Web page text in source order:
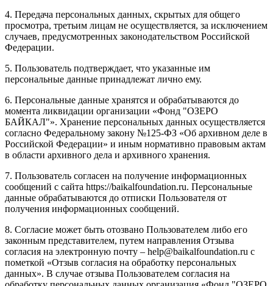
4. Передача персональных данных, скрытых для общего
просмотра, третьим лицам не осуществляется, за исключением
случаев, предусмотренных законодательством Российской
Федерации.
5. Пользователь подтверждает, что указанные им
персональные данные принадлежат лично ему.
6. Персональные данные хранятся и обрабатываются до
момента ликвидации организации «Фонд "ОЗЕРО
БАЙКАЛ"». Хранение персональных данных осуществляется
согласно Федеральному закону №125-ФЗ «Об архивном деле в
Российской Федерации» и иным нормативно правовым актам
в области архивного дела и архивного хранения.
7. Пользователь согласен на получение информационных
сообщений с сайта https://baikalfoundation.ru. Персональные
данные обрабатываются до отписки Пользователя от
получения информационных сообщений.
8. Согласие может быть отозвано Пользователем либо его
законным представителем, путем направления Отзыва
согласия на электронную почту – help@baikalfoundation.ru с
пометкой «Отзыв согласия на обработку персональных
данных». В случае отзыва Пользователем согласия на